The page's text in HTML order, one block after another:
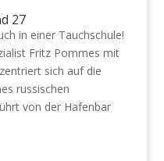
27
in einer Tauchschule!
Fritz Pommes mit
sich auf die
russischen
von der Hafenbar